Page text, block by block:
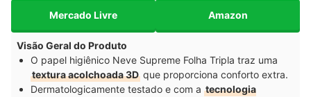
Mercado Livre Amazon
Visão Geral do Produto
O papel higiênico Neve Supreme Folha Tripla traz uma
textura acolchoada 3D que proporciona conforto extra.
Dermatologicamente testado e com a tecnologia